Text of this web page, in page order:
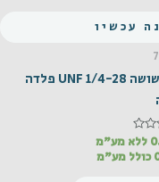
עכשיו
אום משושה UNF 1/4-28 פלדה
ללא מע"מ
כולל מע"מ